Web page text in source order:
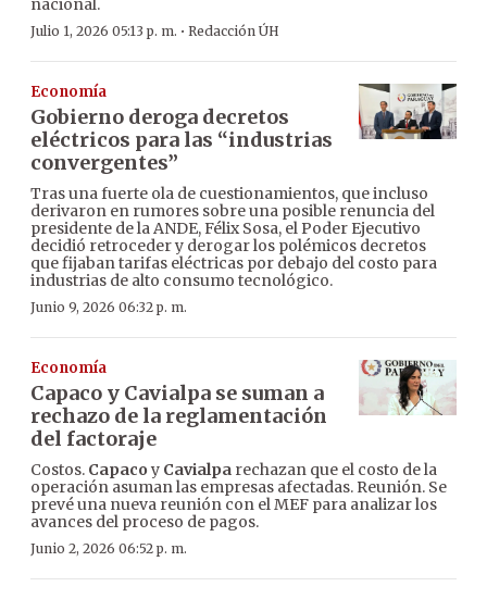
nacional.
Julio 1, 2026 05:13 p. m. · Redacción ÚH
Economía
Gobierno deroga decretos
eléctricos para las “industrias
convergentes”
Tras una fuerte ola de cuestionamientos, que incluso
derivaron en rumores sobre una posible renuncia del
presidente de la ANDE, Félix Sosa, el Poder Ejecutivo
decidió retroceder y derogar los polémicos decretos
que fijaban tarifas eléctricas por debajo del costo para
industrias de alto consumo tecnológico.
Junio 9, 2026 06:32 p. m.
Economía
Capaco y Cavialpa se suman a
rechazo de la reglamentación
del factoraje
Costos. Capaco y Cavialpa rechazan que el costo de la
operación asuman las empresas afectadas. Reunión. Se
prevé una nueva reunión con el MEF para analizar los
avances del proceso de pagos.
Junio 2, 2026 06:52 p. m.